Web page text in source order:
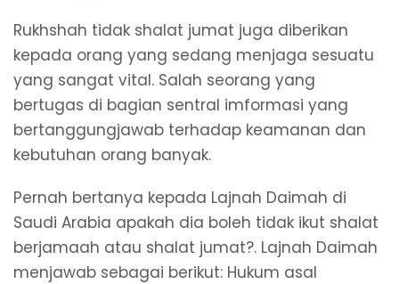
Rukhshah tidak shalat jumat juga diberikan
kepada orang yang sedang menjaga sesuatu
yang sangat vital. Salah seorang yang
bertugas di bagian sentral imformasi yang
bertanggungjawab terhadap keamanan dan
kebutuhan orang banyak.
Pernah bertanya kepada Lajnah Daimah di
Saudi Arabia apakah dia boleh tidak ikut shalat
berjamaah atau shalat jumat?. Lajnah Daimah
menjawab sebagai berikut: Hukum asal